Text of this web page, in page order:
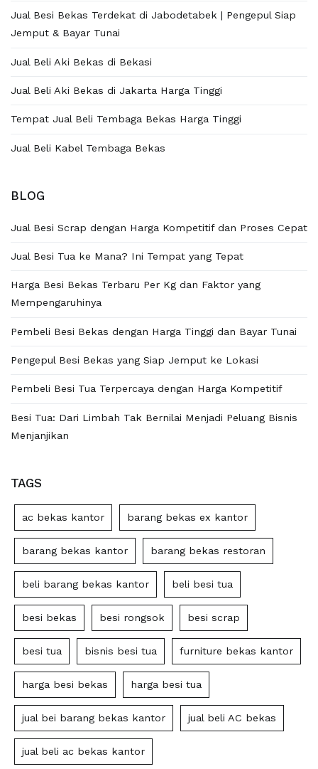
Jual Besi Bekas Terdekat di Jabodetabek | Pengepul Siap
Jemput & Bayar Tunai
Jual Beli Aki Bekas di Bekasi
Jual Beli Aki Bekas di Jakarta Harga Tinggi
Tempat Jual Beli Tembaga Bekas Harga Tinggi
Jual Beli Kabel Tembaga Bekas
BLOG
Jual Besi Scrap dengan Harga Kompetitif dan Proses Cepat
Jual Besi Tua ke Mana? Ini Tempat yang Tepat
Harga Besi Bekas Terbaru Per Kg dan Faktor yang
Mempengaruhinya
Pembeli Besi Bekas dengan Harga Tinggi dan Bayar Tunai
Pengepul Besi Bekas yang Siap Jemput ke Lokasi
Pembeli Besi Tua Terpercaya dengan Harga Kompetitif
Besi Tua: Dari Limbah Tak Bernilai Menjadi Peluang Bisnis
Menjanjikan
TAGS
ac bekas kantor barang bekas ex kantor
barang bekas kantor barang bekas restoran
beli barang bekas kantor beli besi tua
besi bekas besi rongsok besi scrap
besi tua bisnis besi tua furniture bekas kantor
harga besi bekas harga besi tua
jual bei barang bekas kantor jual beli AC bekas
jual beli ac bekas kantor